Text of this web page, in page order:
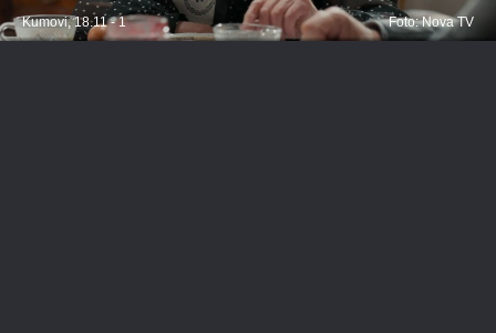
Kumovi, 18.11 - 1 Foto: Nova TV